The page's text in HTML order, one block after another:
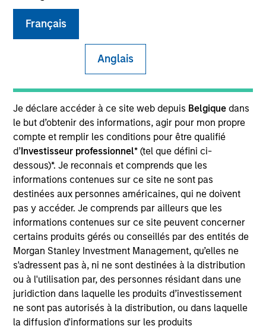
Français
Anglais
Je déclare accéder à ce site web depuis Belgique dans
le but d’obtenir des informations, agir pour mon propre
compte et remplir les conditions pour être qualifié
d’Investisseur professionnel* (tel que défini ci-
dessous)*. Je reconnais et comprends que les
informations contenues sur ce site ne sont pas
destinées aux personnes américaines, qui ne doivent
pas y accéder. Je comprends par ailleurs que les
informations contenues sur ce site peuvent concerner
certains produits gérés ou conseillés par des entités de
Morgan Stanley Investment Management, qu’elles ne
s'adressent pas à, ni ne sont destinées à la distribution
ou à l'utilisation par, des personnes résidant dans une
juridiction dans laquelle les produits d’investissement
ne sont pas autorisés à la distribution, ou dans laquelle
la diffusion d'informations sur les produits
May 2007
Transaction Type
Realization Date
Jan 2010
Exit Type
Trade Sale
McKechnie Aerospace designs and distributes
components for the aerospace industry, primarily
structures, electromechanical and fasteners.
McKechnie sells its products through multiple
channels including OEMs, distributors and the
aftermarket.
Investment Team
Morgan Stanley Capital Partners